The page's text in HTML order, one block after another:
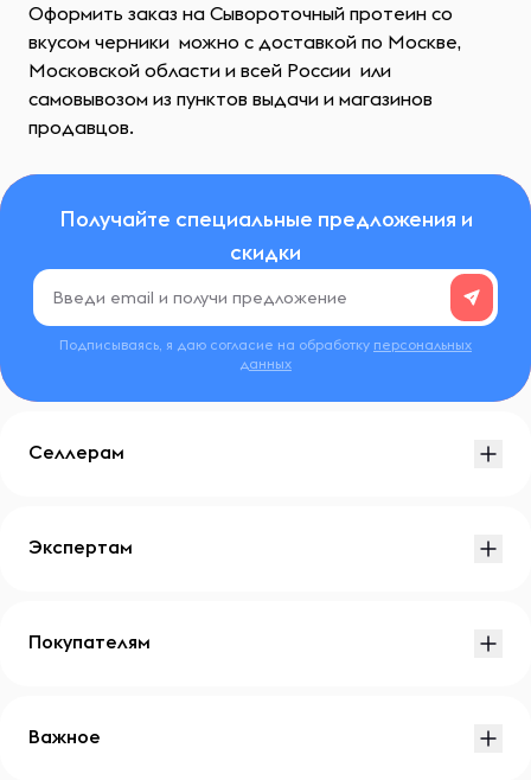
Оформить заказ на Сывороточный протеин со
вкусом черники можно с доставкой по Москве,
Московской области и всей России или
самовывозом из пунктов выдачи и магазинов
продавцов.
Получайте специальные предложения и
скидки
Подписываясь, я даю согласие на обработку персональных
данных
Селлерам
Экспертам
Покупателям
Важное